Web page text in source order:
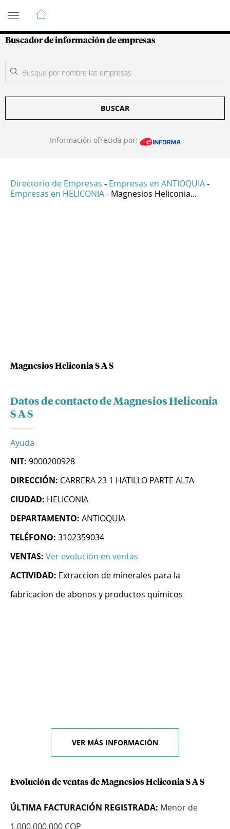
Guía de Empresas Colombianas
Buscador de información de empresas
BUSCAR
Información ofrecida por:
Directorio de Empresas - Empresas en ANTIOQUIA -
Empresas en HELICONIA - Magnesios Heliconia...
Magnesios Heliconia S A S
Datos de contacto de Magnesios Heliconia
S A S
Ayuda
NIT: 9000200928
DIRECCIÓN: CARRERA 23 1 HATILLO PARTE ALTA
CIUDAD: HELICONIA
DEPARTAMENTO: ANTIOQUIA
TELÉFONO: 3102359034
VENTAS: Ver evolución en ventas
ACTIVIDAD: Extraccion de minerales para la
fabricacion de abonos y productos quimicos
VER MÁS INFORMACIÓN
Evolución de ventas de Magnesios Heliconia S A S
ÚLTIMA FACTURACIÓN REGISTRADA: Menor de
1.000.000.000 COP